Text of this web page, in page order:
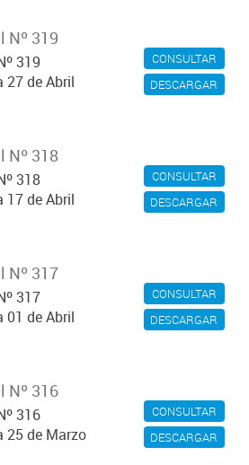
CONSULTAR
DESCARGAR
Nº 319
319
27 de Abril
CONSULTAR
DESCARGAR
Nº 318
318
17 de Abril
CONSULTAR
DESCARGAR
Nº 317
317
01 de Abril
CONSULTAR
DESCARGAR
Nº 316
316
25 de Marzo